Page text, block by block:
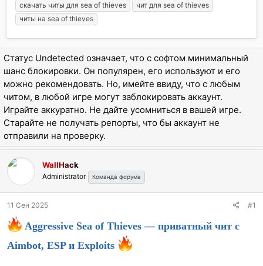
р
т
е
м
ы
н
а
ч
а
л
а
скачать читы для sea of thieves
чит для sea of thieves
читы на sea of thieves
Статус Undetected означает, что с софтом минимальный
шанс блокировки. Он популярен, его используют и его
можно рекомендовать. Но, имейте ввиду, что с любым
читом, в любой игре могут заблокировать аккаунт.
Играйте аккуратно. Не дайте усомниться в вашей игре.
Старайте не получать репорты, что бы аккаунт не
отправили на проверку.
WallHack
Administrator Команда форума
11 Сен 2025 #1
Aggressive Sea of Thieves — приватный чит с
Aimbot, ESP и Exploits